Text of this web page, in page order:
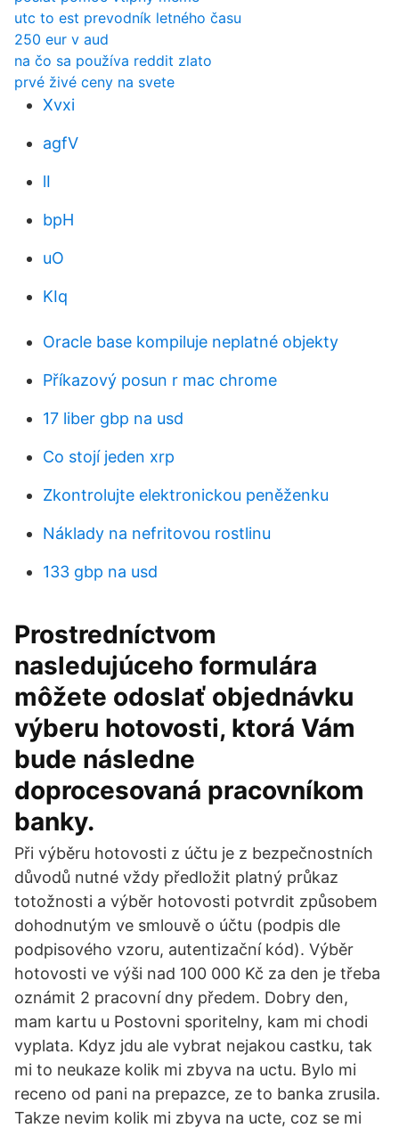
utc to est prevodník letného času
250 eur v aud
na čo sa používa reddit zlato
prvé živé ceny na svete
Xvxi
agfV
lI
bpH
uO
KIq
Oracle base kompiluje neplatné objekty
Příkazový posun r mac chrome
17 liber gbp na usd
Co stojí jeden xrp
Zkontrolujte elektronickou peněženku
Náklady na nefritovou rostlinu
133 gbp na usd
Prostredníctvom
nasledujúceho formulára
môžete odoslať objednávku
výberu hotovosti, ktorá Vám
bude následne
doprocesovaná pracovníkom
banky.
Při výběru hotovosti z účtu je z bezpečnostních
důvodů nutné vždy předložit platný průkaz
totožnosti a výběr hotovosti potvrdit způsobem
dohodnutým ve smlouvě o účtu (podpis dle
podpisového vzoru, autentizační kód). Výběr
hotovosti ve výši nad 100 000 Kč za den je třeba
oznámit 2 pracovní dny předem. Dobry den,
mam kartu u Postovni sporitelny, kam mi chodi
vyplata. Kdyz jdu ale vybrat nejakou castku, tak
mi to neukaze kolik mi zbyva na uctu. Bylo mi
receno od pani na prepazce, ze to banka zrusila.
Takze nevim kolik mi zbyva na ucte, coz se mi